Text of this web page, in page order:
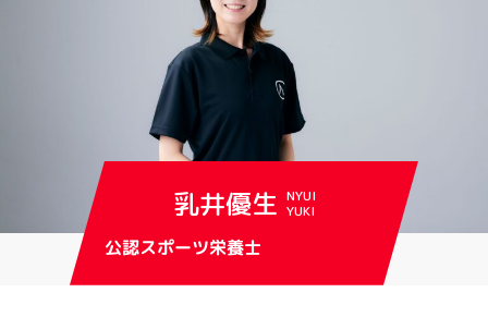
乳井優生 NYUI
YUKI
公認スポーツ栄養士